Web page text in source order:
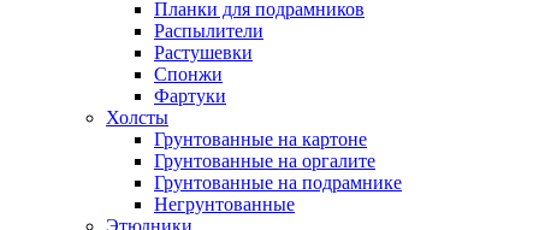
Планки для подрамников
Распылители
Растушевки
Спонжи
Фартуки
Холсты
Грунтованные на картоне
Грунтованные на оргалите
Грунтованные на подрамнике
Негрунтованные
Этюдники